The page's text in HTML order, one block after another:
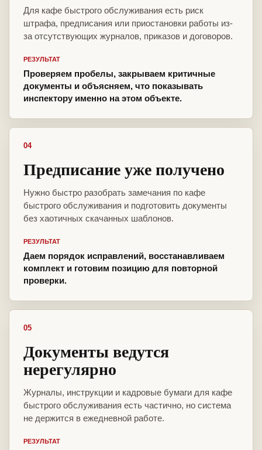
Для кафе быстрого обслуживания есть риск
штрафа, предписания или приостановки работы из-
за отсутствующих журналов, приказов и договоров.
РЕЗУЛЬТАТ
Проверяем пробелы, закрываем критичные
документы и объясняем, что показывать
инспектору именно на этом объекте.
04
Предписание уже получено
Нужно быстро разобрать замечания по кафе
быстрого обслуживания и подготовить документы
без хаотичных скачанных шаблонов.
РЕЗУЛЬТАТ
Даем порядок исправлений, восстанавливаем
комплект и готовим позицию для повторной
проверки.
05
Документы ведутся
нерегулярно
Журналы, инструкции и кадровые бумаги для кафе
быстрого обслуживания есть частично, но система
не держится в ежедневной работе.
РЕЗУЛЬТАТ